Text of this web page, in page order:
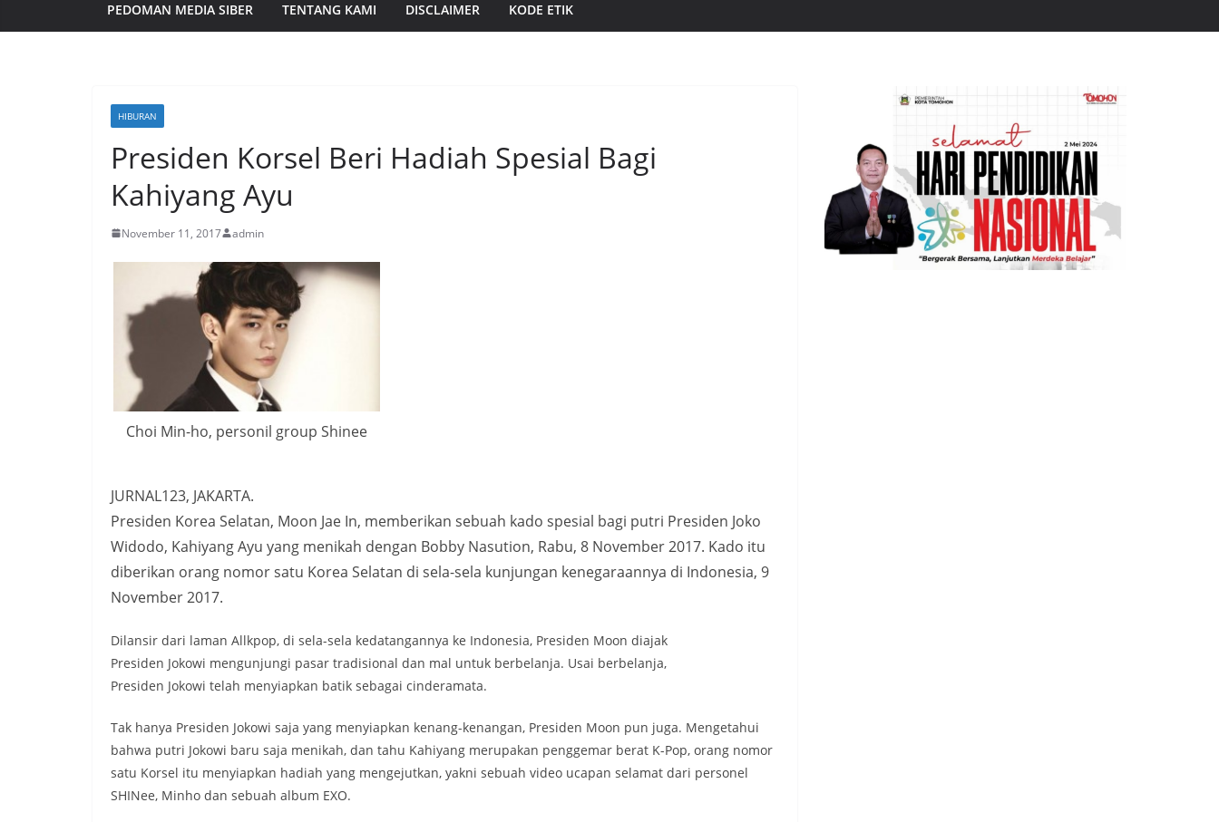
PEDOMAN MEDIA SIBER TENTANG KAMI DISCLAIMER KODE ETIK
HIBURAN
Presiden Korsel Beri Hadiah Spesial Bagi
Kahiyang Ayu
November 11, 2017 admin
Choi Min-ho, personil group Shinee
JURNAL123, JAKARTA.
Presiden Korea Selatan, Moon Jae In, memberikan sebuah kado spesial bagi putri Presiden Joko
Widodo, Kahiyang Ayu yang menikah dengan Bobby Nasution, Rabu, 8 November 2017. Kado itu
diberikan orang nomor satu Korea Selatan di sela-sela kunjungan kenegaraannya di Indonesia, 9
November 2017.
Dilansir dari laman Allkpop, di sela-sela kedatangannya ke Indonesia, Presiden Moon diajak
Presiden Jokowi mengunjungi pasar tradisional dan mal untuk berbelanja. Usai berbelanja,
Presiden Jokowi telah menyiapkan batik sebagai cinderamata.
Tak hanya Presiden Jokowi saja yang menyiapkan kenang-kenangan, Presiden Moon pun juga. Mengetahui
bahwa putri Jokowi baru saja menikah, dan tahu Kahiyang merupakan penggemar berat K-Pop, orang nomor
satu Korsel itu menyiapkan hadiah yang mengejutkan, yakni sebuah video ucapan selamat dari personel
SHINee, Minho dan sebuah album EXO.